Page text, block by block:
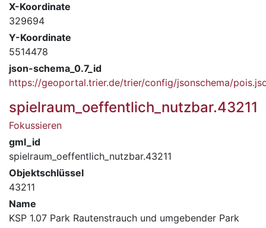
X-Koordinate
329694
Y-Koordinate
5514478
json-schema_0.7_id
https://geoportal.trier.de/trier/config/jsonschema/
spielraum_oeffentlich_nutzbar.43211
Fokussieren
gml_id
spielraum_oeffentlich_nutzbar.43211
Objektschlüssel
43211
Name
KSP 1.07 Park Rautenstrauch und umgebender Park